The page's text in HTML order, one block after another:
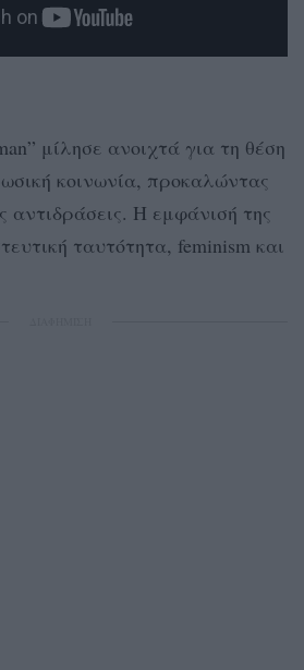
μίλησε ανοιχτά για τη θέση
κοινωνία, προκαλώντας
αντιδράσεις. Η εμφάνισή της
ταυτότητα, feminism και